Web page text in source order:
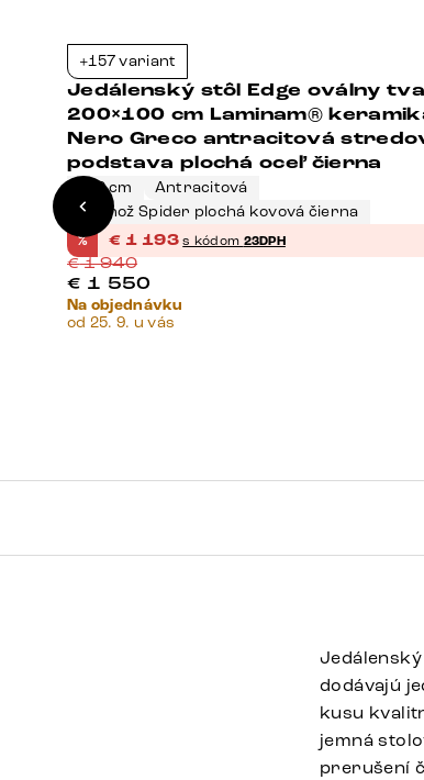
+157 variant
Jedálenský stôl Edge oválny
200×100 cm Laminam®
Nero Greco antracitová
podstava plochá oceľ čierna
200 cm
Antracitová
Podnož Spider plochá kovová čierna
% € 1 193 s kódom 23DPH
€1 940
€ 1 550
Na objednávku
od 25. 9. u vás
dodávajú
kusu
jemná
prerušení